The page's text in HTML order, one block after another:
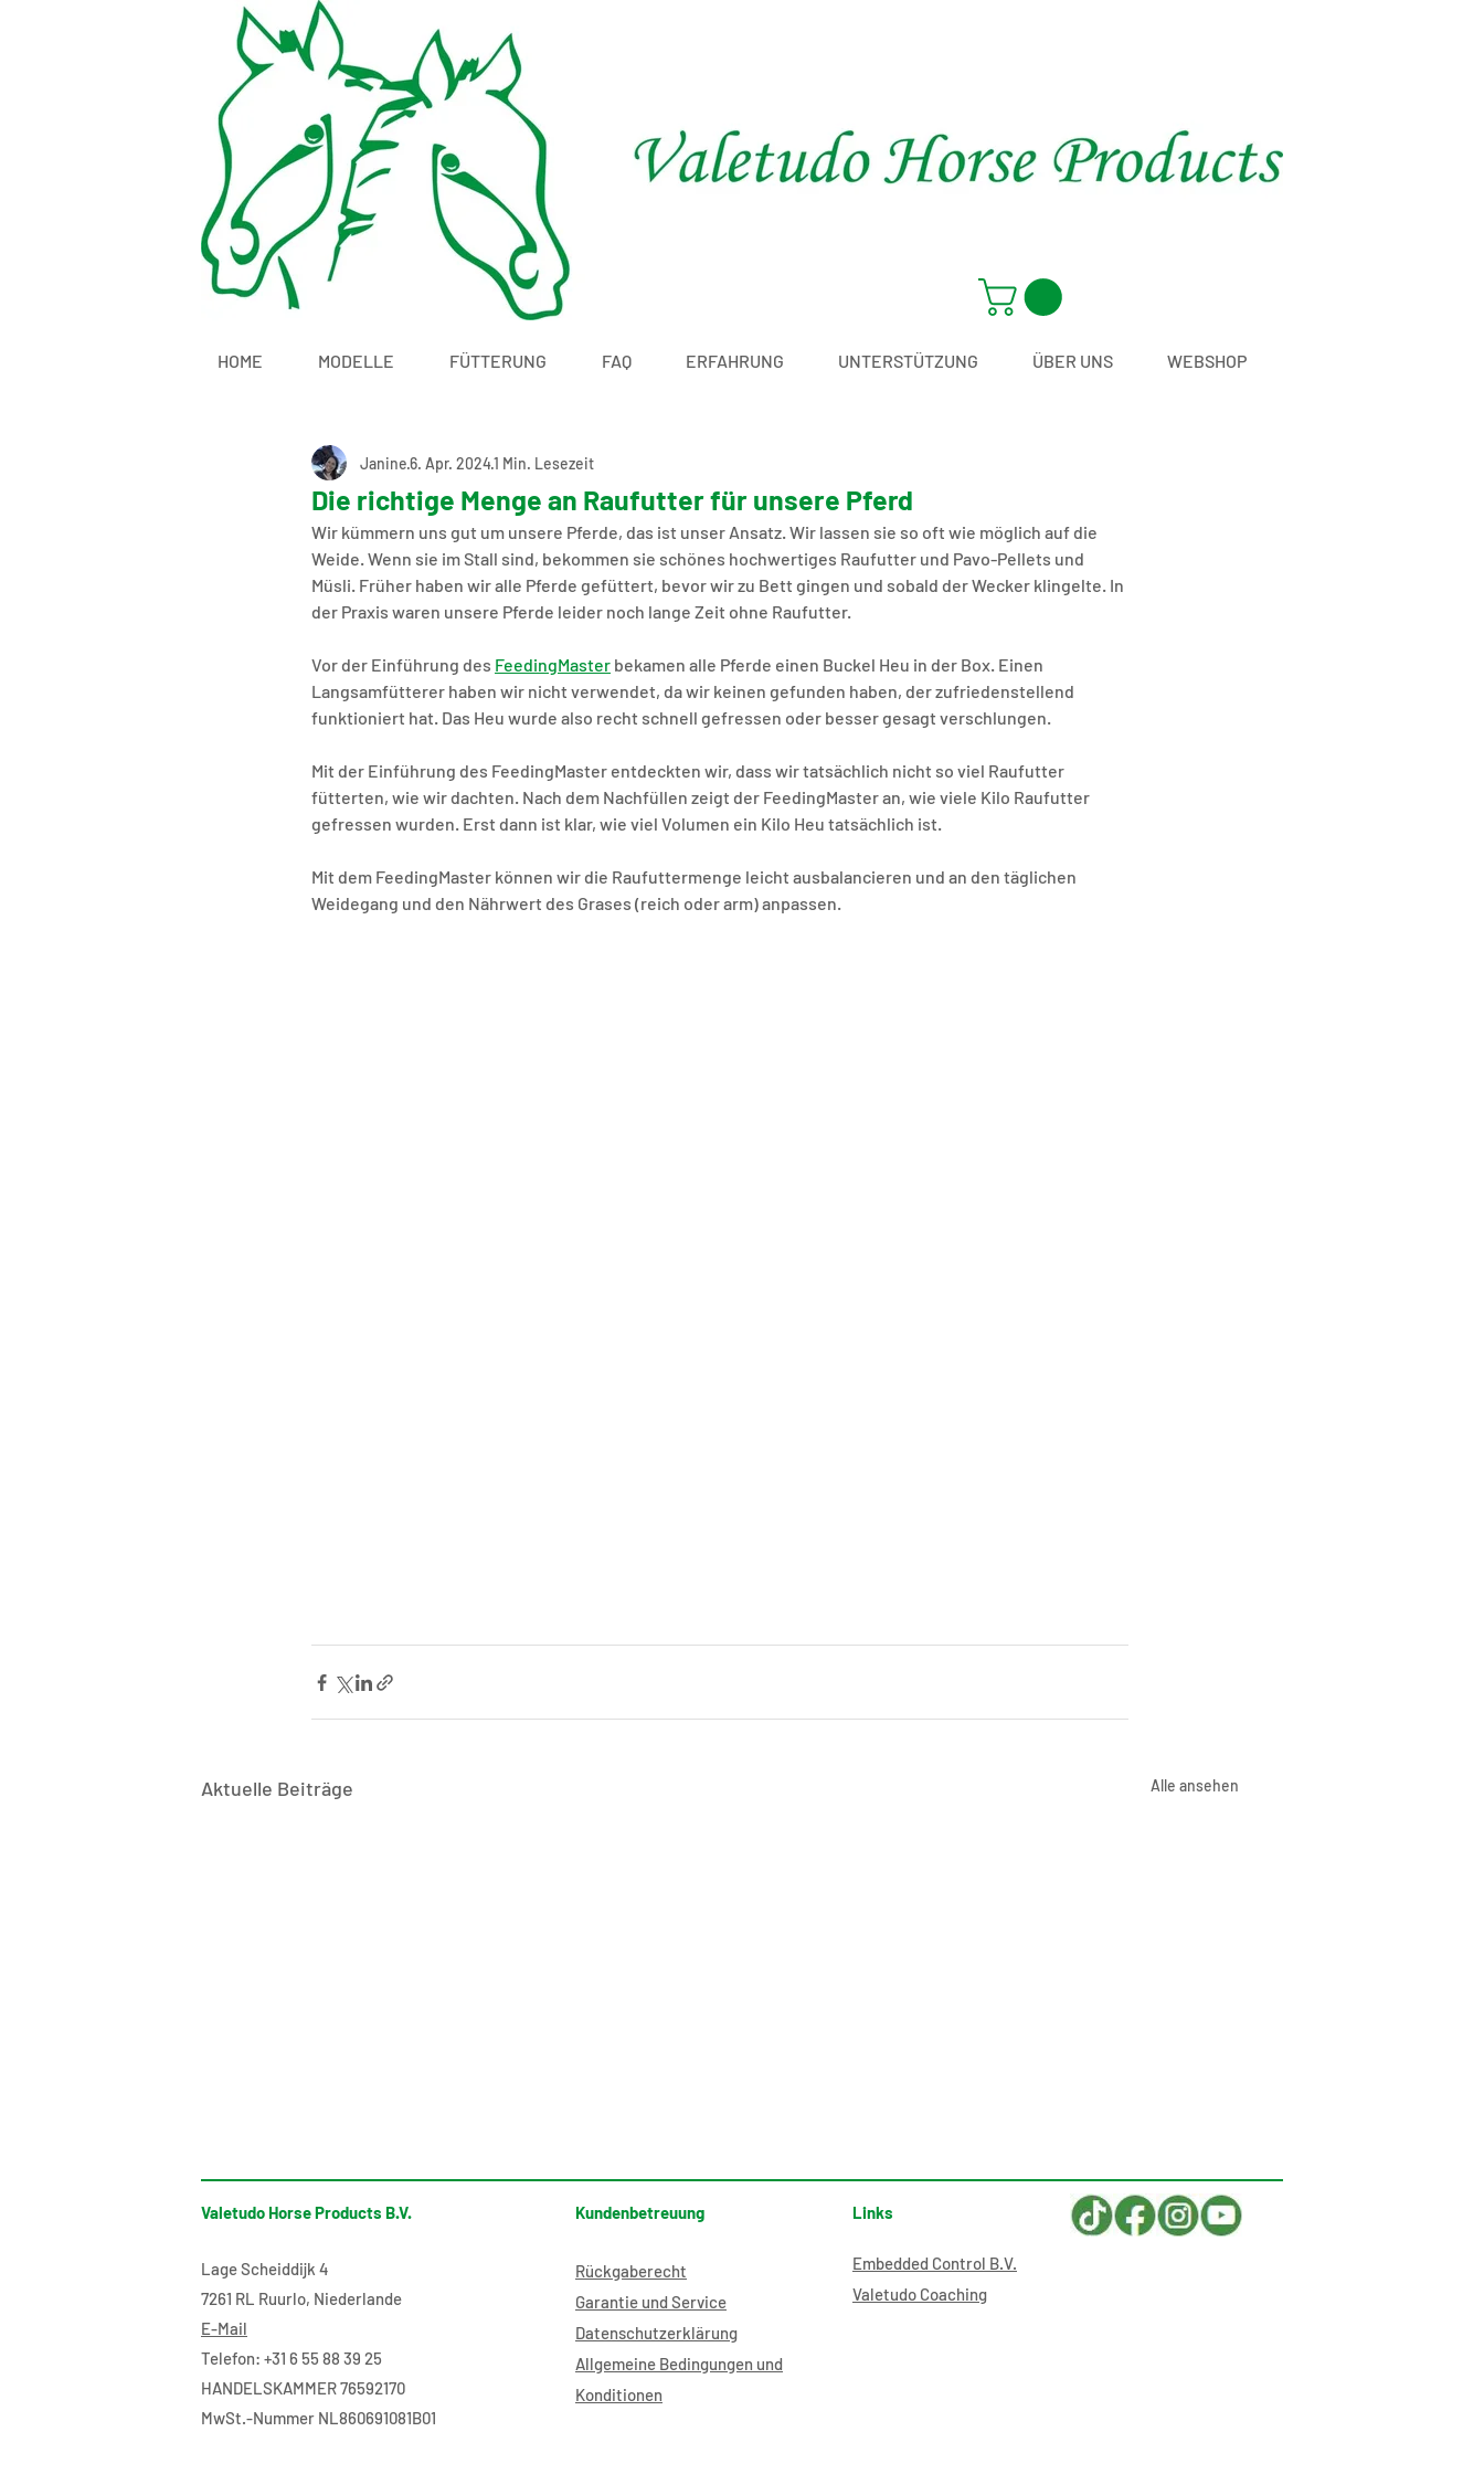
HOME MODELLE FÜTTERUNG FAQ ERFAHRUNG UNTERSTÜTZUNG ÜBER UNS WEBSHOP
Die richtige Menge an Raufutter für unsere Pferd
Janine6. Apr. 20241 Min. Lesezeit
Wir kümmern uns gut um unsere Pferde, das ist unser Ansatz. Wir lassen sie so oft wie möglich auf die
Weide. Wenn sie im Stall sind, bekommen sie schönes hochwertiges Raufutter und Pavo-Pellets und
Müsli. Früher haben wir alle Pferde gefüttert, bevor wir zu Bett gingen und sobald der Wecker klingelte. In
der Praxis waren unsere Pferde leider noch lange Zeit ohne Raufutter.
Vor der Einführung des FeedingMaster bekamen alle Pferde einen Buckel Heu in der Box. Einen
Langsamfütterer haben wir nicht verwendet, da wir keinen gefunden haben, der zufriedenstellend
funktioniert hat. Das Heu wurde also recht schnell gefressen oder besser gesagt verschlungen.
Mit der Einführung des FeedingMaster entdeckten wir, dass wir tatsächlich nicht so viel Raufutter
fütterten, wie wir dachten. Nach dem Nachfüllen zeigt der FeedingMaster an, wie viele Kilo Raufutter
gefressen wurden. Erst dann ist klar, wie viel Volumen ein Kilo Heu tatsächlich ist.
Mit dem FeedingMaster können wir die Raufuttermenge leicht ausbalancieren und an den täglichen
Weidegang und den Nährwert des Grases (reich oder arm) anpassen.
Aktuelle Beiträge Alle ansehen
Total begeistert von den
HayTimers
Der FeedingMaster Pro ist
wunderbar.
Valetudo Horse Products B.V.
Lage Scheiddijk 4
7261 RL Ruurlo, Niederlande
E-Mail
Telefon: +31 6 55 88 39 25
HANDELSKAMMER 76592170
MwSt.-Nummer NL860691081B01
Kundenbetreuung
Rückgaberecht
Garantie und Service
Datenschutzerklärung
Allgemeine Bedingungen und
Konditionen
Links
Embedded Control B.V.
Valetudo Coaching